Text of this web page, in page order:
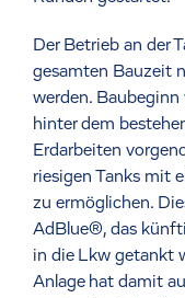
Der Betrieb an der
gesamten Bauzeit
werden. Baubeginn
hinter dem
Erdarbeiten
riesigen Tanks mit
zu ermöglichen.
AdBlue®, das
in die Lkw getankt
Anlage hat damit